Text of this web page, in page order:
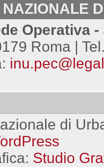
NAZIONALE
Operativa
Roma |
di
Studio